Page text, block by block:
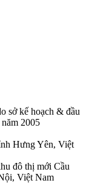
sở kế hoạch & đầu
2005
Hưng Yên, Việt
đô thị mới Cầu
Việt Nam